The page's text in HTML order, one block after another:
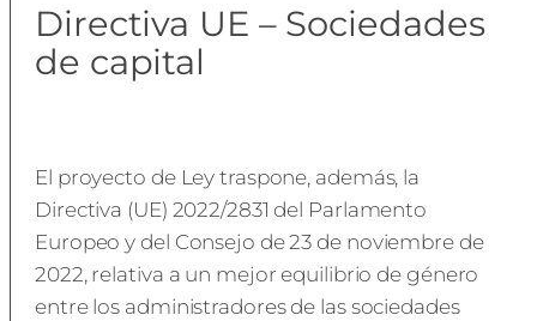
Directiva UE – Sociedades
de capital
El proyecto de Ley traspone, además, la
Directiva (UE) 2022/2831 del Parlamento
Europeo y del Consejo de 23 de noviembre de
2022, relativa a un mejor equilibrio de género
entre los administradores de las sociedades